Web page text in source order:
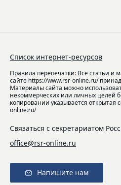
Список интернет-ресурсов
Правила перепечатки: Все статьи
сайте https://www.rsr-online.ru/
Материалы сайта можно
некоммерческих или личных целей
копировании указывается открытая
online.ru/
Связаться с секретариатом
office@rsr-online.ru
Напишите нам